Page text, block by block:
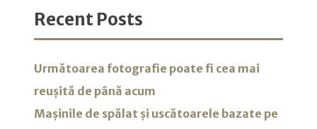
Recent Posts
Următoarea fotografie poate fi cea mai
reușită de până acum
Mașinile de spălat și uscătoarele bazate pe